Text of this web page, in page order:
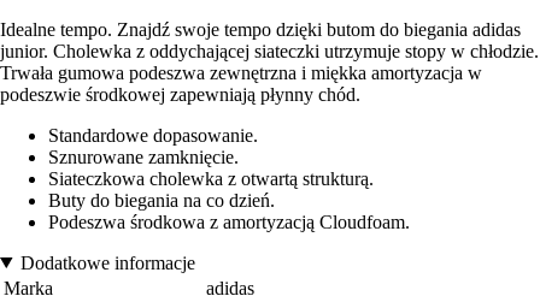
Idealne tempo. Znajdź swoje tempo dzięki butom do biegania adidas
junior. Cholewka z oddychającej siateczki utrzymuje stopy w chłodzie.
Trwała gumowa podeszwa zewnętrzna i miękka amortyzacja w
podeszwie środkowej zapewniają płynny chód.
Standardowe dopasowanie.
Sznurowane zamknięcie.
Siateczkowa cholewka z otwartą strukturą.
Buty do biegania na co dzień.
Podeszwa środkowa z amortyzacją Cloudfoam.
Dodatkowe informacje
Marka
adidas